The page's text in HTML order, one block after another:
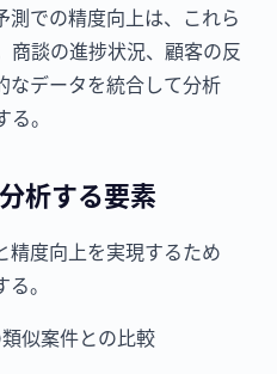
での精度向上は、これら
商談の進捗状況、顧客の反
なデータを統合して分析
。
析する要素
精度向上を実現するため
。
似案件との比較